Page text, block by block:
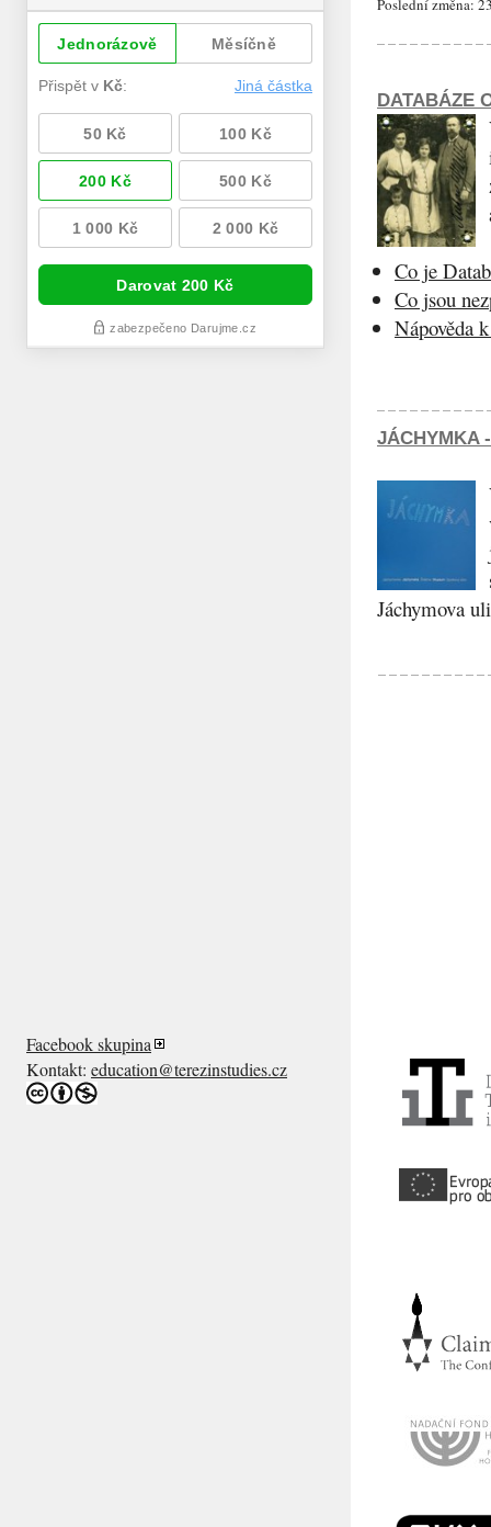
Poslední změna:
DATABÁZE
Co je
Co jsou
Nápověda
JÁCHYMKA
Jáchymova
Facebook skupina
Kontakt: education@terezinstudies.cz